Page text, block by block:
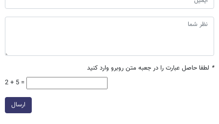
* لطفا حاصل عبارت را در جعبه متن روبرو وارد کنید
2 + 5 =
ارسال